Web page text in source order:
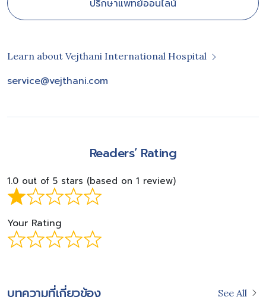
ปรึกษาแพทย์ออนไลน์
Learn about Vejthani International Hospital
service@vejthani.com
Readers’ Rating
1.0 out of 5 stars (based on 1 review)
Your Rating
บทความที่เกี่ยวข้อง See All